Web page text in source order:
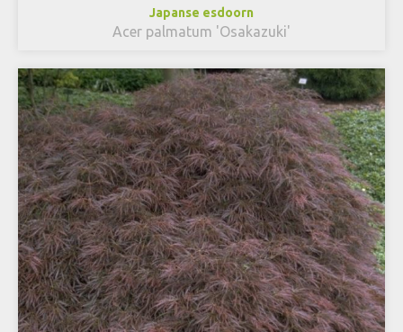
Japanse esdoorn
Acer palmatum 'Osakazuki'